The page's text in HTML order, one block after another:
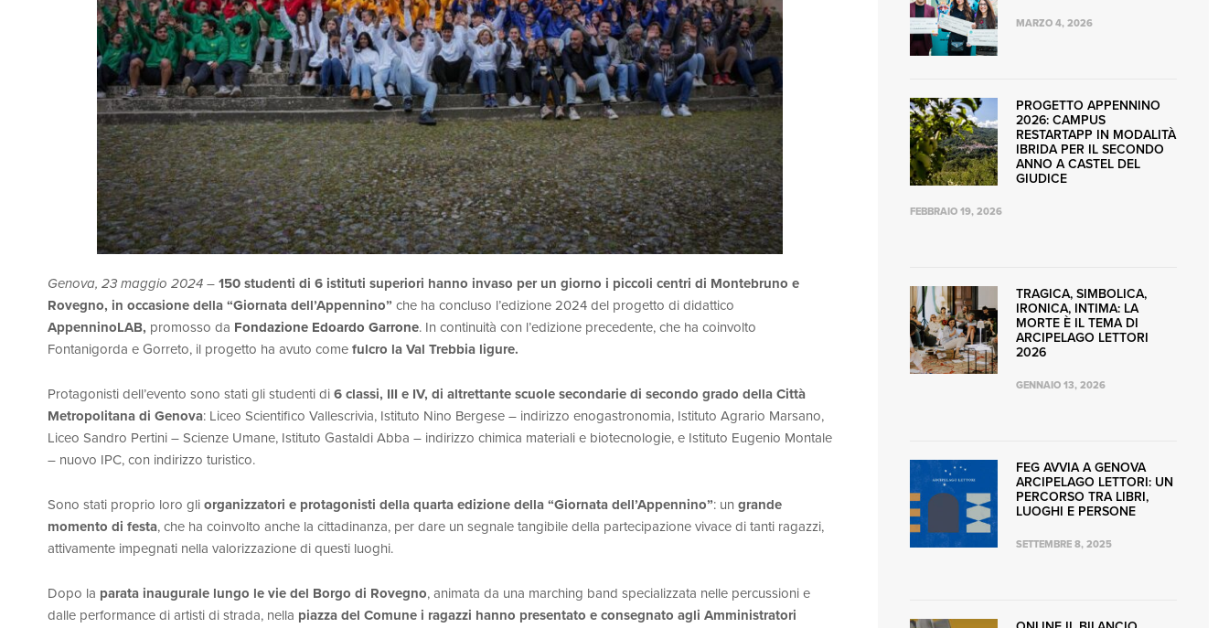
Genova, 23 maggio 2024–150 studenti di 6 istituti superiori hanno invaso per un giorno i piccoli centri di Montebruno e
Rovegno, in occasione della“Giornata dell’Appennino”che ha concluso l’edizione 2024 del progetto di didattico
AppenninoLAB, promosso da Fondazione Edoardo Garrone. In continuità con l’edizione precedente, che ha coinvolto
Fontanigorda e Gorreto, il progetto ha avuto comefulcro la Val Trebbia ligure.
Protagonisti dell’evento sono stati gli studenti di6 classi, III e IV, di altrettante scuole secondarie di secondo grado della Città
Metropolitana di Genova: Liceo Scientifico Vallescrivia, Istituto Nino Bergese – indirizzo enogastronomia, Istituto Agrario Marsano,
Liceo Sandro Pertini – Scienze Umane, Istituto Gastaldi Abba – indirizzo chimica materiali e biotecnologie, e Istituto Eugenio Montale
– nuovo IPC, con indirizzo turistico.
Sono stati proprio loro gliorganizzatori e protagonisti dellaquarta edizione della “Giornata dell’Appennino”: un grande
momento di festa, che ha coinvolto anche la cittadinanza, per dare un segnale tangibile della partecipazione vivace di tanti ragazzi,
attivamente impegnati nella valorizzazione di questi luoghi.
Dopo la parata inaugurale lungo le vie del Borgo di Rovegno, animata da una marching band specializzata nelle percussioni e
dalle performance di artisti di strada, nella piazza del Comune i ragazzi hanno presentato e consegnato agli Amministratori
MARZO 4, 2026
PROGETTO APPENNINO
2026: CAMPUS
RESTARTAPP IN MODALITÀ
IBRIDA PER IL SECONDO
ANNO A CASTEL DEL
GIUDICE
FEBBRAIO 19, 2026
TRAGICA, SIMBOLICA,
IRONICA, INTIMA: LA
MORTE È IL TEMA DI
ARCIPELAGO LETTORI
2026
GENNAIO 13, 2026
FEG AVVIA A GENOVA
ARCIPELAGO LETTORI: UN
PERCORSO TRA LIBRI,
LUOGHI E PERSONE
SETTEMBRE 8, 2025